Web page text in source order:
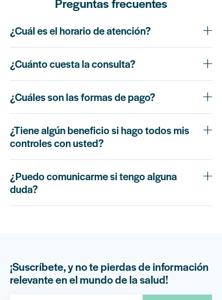
¿Cuál es el horario de atención?
¿Cuánto cuesta la consulta?
¿Cuáles son las formas de pago?
¿Tiene algún beneficio si hago todos mis
controles con usted?
¿Puedo comunicarme si tengo alguna
duda?
¡Suscríbete, y no te pierdas de información
relevante en el mundo de la salud!